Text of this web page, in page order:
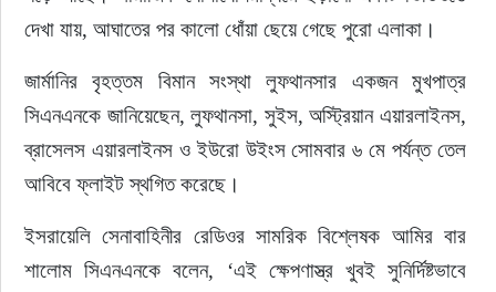
দেখা যায়, আঘাতের পর কালো ধোঁয়া ছেয়ে গেছে পুরো এলাকা।
জার্মানির বৃহত্তম বিমান সংস্থা লুফথানসার একজন মুখপাত্র
সিএনএনকে জানিয়েছেন, লুফথানসা, সুইস, অস্ট্রিয়ান এয়ারলাইনস,
ব্রাসেলস এয়ারলাইনস ও ইউরো উইংস সোমবার ৬ মে পর্যন্ত তেল
আবিবে ফ্লাইট স্থগিত করেছে।
ইসরায়েলি সেনাবাহিনীর রেডিওর সামরিক বিশ্লেষক আমির বার
শালোম সিএনএনকে বলেন, ‘এই ক্ষেপণাস্ত্র খুবই সুনির্দিষ্টভাবে